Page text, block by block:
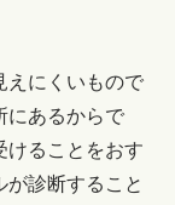
にくいもので
にあるからで
けることをおす
診断すること